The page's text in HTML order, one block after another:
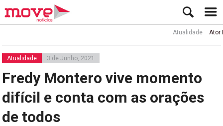
Atualidade Ator Rui
Atualidade 3 de Junho, 2021
Fredy Montero vive momento
difícil e conta com as orações
de todos